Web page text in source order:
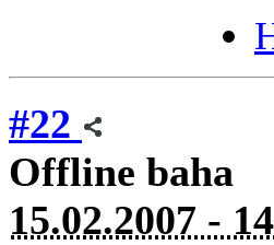
#22
Offline baha
15.02.2007 -